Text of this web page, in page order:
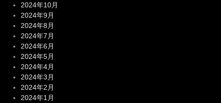
2024年10月
2024年9月
2024年8月
2024年7月
2024年6月
2024年5月
2024年4月
2024年3月
2024年2月
2024年1月